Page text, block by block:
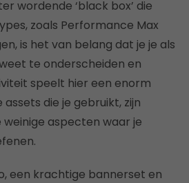
wordende ‘black box’ die
zoals Performance Max
is het van belang dat je je als
te onderscheiden en
speelt hier een enorm
die je gebruikt, zijn
weinige aspecten waar je
een krachtige bannerset en